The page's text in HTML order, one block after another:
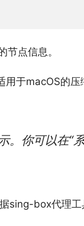
节点信息。
于macOS的压
。你可以在“
sing-box代理